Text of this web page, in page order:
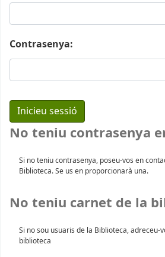
Contrasenya:
No teniu contrasenya
Si no teniu contrasenya, poseu-vos en
Biblioteca. Se us en proporcionarà una.
No teniu carnet de la
Si no sou usuaris de la Biblioteca, adreceu-
biblioteca